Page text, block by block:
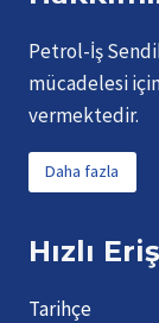
Petrol-İş
mücadelesi
vermektedir.
Daha fazla
Hızlı
Tarihçe